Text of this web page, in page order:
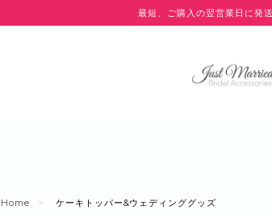
最短、ご購入の翌営業日に発
Home ケーキトッパー&ウェディンググッズ